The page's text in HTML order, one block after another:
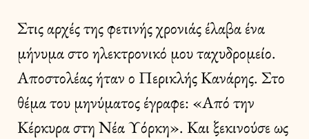
Στις αρχές της φετινής χρονιάς έλαβα ένα
μήνυμα στο ηλεκτρονικό μου ταχυδρομείο.
Αποστολέας ήταν ο Περικλής Κανάρης. Στο
θέμα του μηνύματος έγραφε: «Από την
Κέρκυρα στη Νέα Υόρκη». Και ξεκινούσε ως